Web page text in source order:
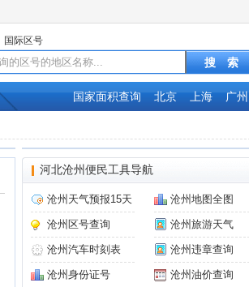
国际区号
国家面积查询 北京 上海 广州
河北沧州便民工具导航
沧州天气预报15天 沧州地图全图
沧州区号查询 沧州旅游天气
沧州汽车时刻表 沧州违章查询
沧州身份证号 沧州油价查询